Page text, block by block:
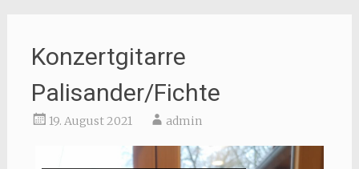
Konzertgitarre
Palisander/Fichte
19. August 2021 admin